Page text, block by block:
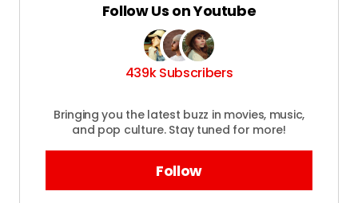
Follow Us on Youtube
439k Subscribers
Bringing you the latest buzz in movies, music,
and pop culture. Stay tuned for more!
Follow